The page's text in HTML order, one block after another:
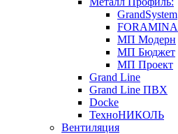
GrandSystem
FORAMINA
МП Модерн
МП Бюджет
МП Проект
Grand Line
Grand Line ПВХ
Docke
ТехноНИКОЛЬ
Вентиляция